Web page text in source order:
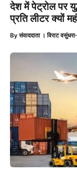
देश में पेट्रोल पर
प्रति लीटर क्यों
Byसंवाददाता । विराट वसुंधरा